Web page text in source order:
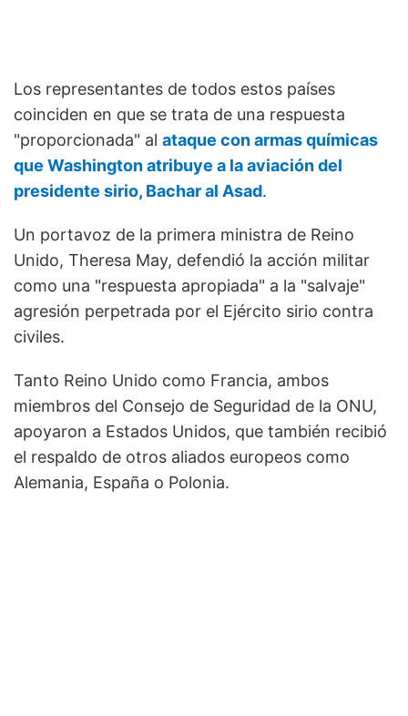
Los representantes de todos estos países
coinciden en que se trata de una respuesta
"proporcionada" al ataque con armas químicas
que Washington atribuye a la aviación del
presidente sirio, Bachar al Asad.
Un portavoz de la primera ministra de Reino
Unido, Theresa May, defendió la acción militar
como una "respuesta apropiada" a la "salvaje"
agresión perpetrada por el Ejército sirio contra
civiles.
Tanto Reino Unido como Francia, ambos
miembros del Consejo de Seguridad de la ONU,
apoyaron a Estados Unidos, que también recibió
el respaldo de otros aliados europeos como
Alemania, España o Polonia.